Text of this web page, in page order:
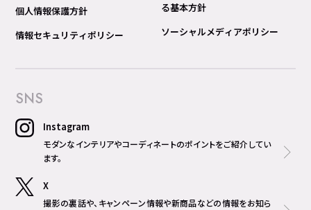
個人情報保護方針
情報セキュリティポリシー
る基本方針
ソーシャルメディアポリシー
SNS
Instagram
モダンなインテリアやコーディネートのポイントをご紹介してい
ます。
X
撮影の裏話や、キャンペーン情報や新商品などの情報をお知ら